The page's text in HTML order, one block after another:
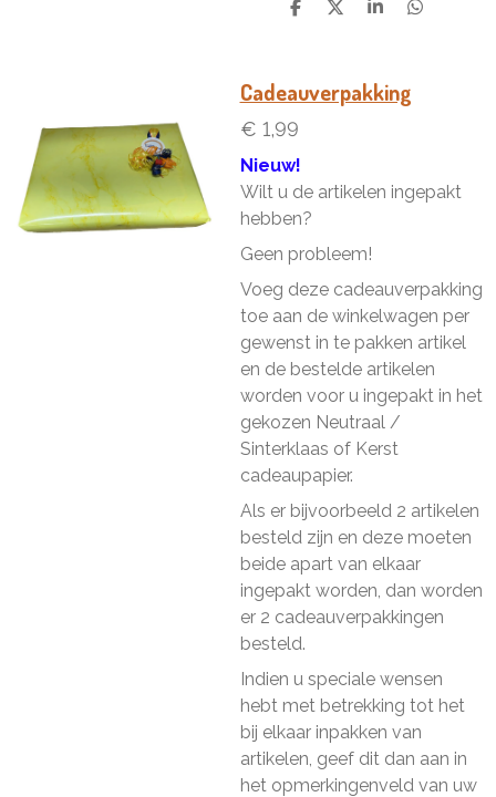
D
D
S
e
D
Cadeauverpakking
€ 1,99
Nieuw!
Wilt u de artikelen ingepakt
hebben?
Geen probleem!
Voeg deze cadeauverpakking
toe aan de winkelwagen per
gewenst in te pakken artikel
en de bestelde artikelen
worden voor u ingepakt in het
gekozen Neutraal /
Sinterklaas of Kerst
cadeaupapier.
Als er bijvoorbeeld 2 artikelen
besteld zijn en deze moeten
beide apart van elkaar
ingepakt worden, dan worden
er 2 cadeauverpakkingen
besteld.
Indien u speciale wensen
hebt met betrekking tot het
bij elkaar inpakken van
artikelen, geef dit dan aan in
het opmerkingenveld van uw